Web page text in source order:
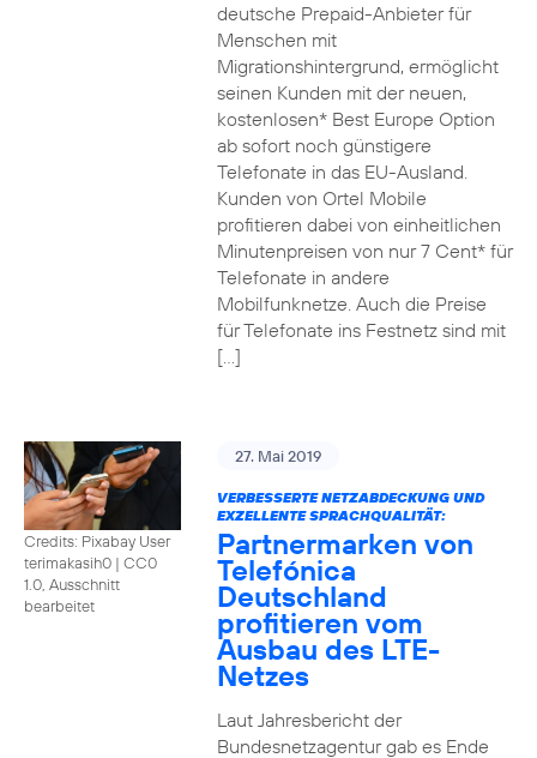
deutsche Prepaid-Anbieter für
Menschen mit
Migrationshintergrund, ermöglicht
seinen Kunden mit der neuen,
kostenlosen* Best Europe Option
ab sofort noch günstigere
Telefonate in das EU-Ausland.
Kunden von Ortel Mobile
profitieren dabei von einheitlichen
Minutenpreisen von nur 7 Cent* für
Telefonate in andere
Mobilfunknetze. Auch die Preise
für Telefonate ins Festnetz sind mit
[…]
Credits: Pixabay User
terimakasih0 | CC0
1.0, Ausschnitt
bearbeitet
27. Mai 2019
VERBESSERTE NETZABDECKUNG UND
EXZELLENTE SPRACHQUALITÄT:
Partnermarken von
Telefónica
Deutschland
profitieren vom
Ausbau des LTE-
Netzes
Laut Jahresbericht der
Bundesnetzagentur gab es Ende